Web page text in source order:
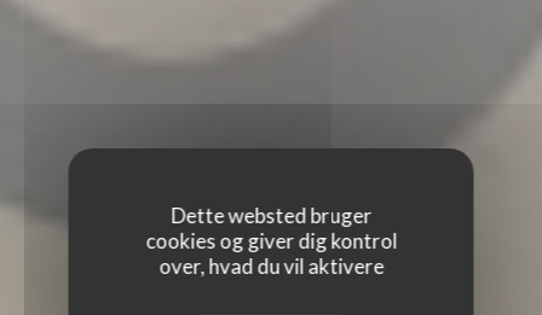
Dette websted bruger
cookies og giver dig kontrol
over, hvad du vil aktivere